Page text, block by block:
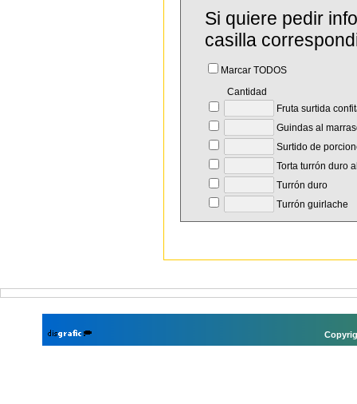
Si quiere pedir
casilla
Marcar TODOS
Cantidad
Fruta surtida
Guindas al
Surtido de
Torta turrón duro
Turrón duro
Turrón guirlache